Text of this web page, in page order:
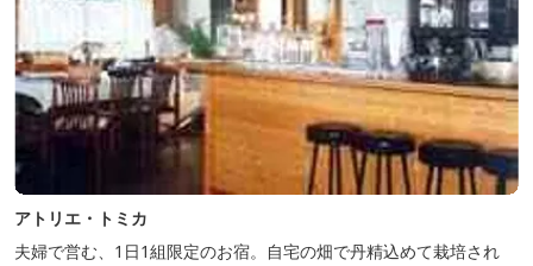
アトリエ・トミカ
夫婦で営む、1日1組限定のお宿。自宅の畑で丹精込めて栽培され